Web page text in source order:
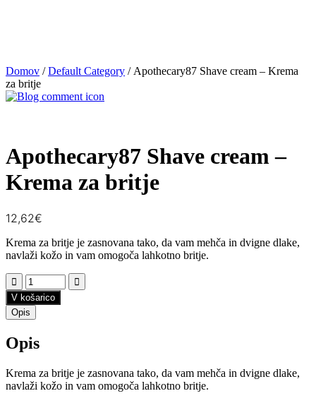
Domov /Default Category / Apothecary87 Shave cream – Krema
za britje
Apothecary87 Shave cream –
Krema za britje
12,62€
Krema za britje je zasnovana tako, da vam mehča in dvigne dlake,
navlaži kožo in vam omogoča lahkotno britje.
V košarico
Opis
Opis
Krema za britje je zasnovana tako, da vam mehča in dvigne dlake,
navlaži kožo in vam omogoča lahkotno britje.